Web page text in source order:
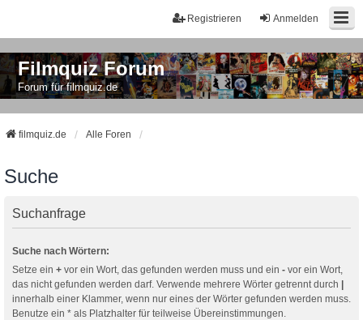
Anmelden
Registrieren
Filmquiz Forum
Forum für filmquiz.de
filmquiz.de Alle Foren
Suche
Suchanfrage
Suche nach Wörtern:
Setze ein + vor ein Wort, das gefunden werden muss und ein - vor ein Wort,
das nicht gefunden werden darf. Verwende mehrere Wörter getrennt durch |
innerhalb einer Klammer, wenn nur eines der Wörter gefunden werden muss.
Benutze ein * als Platzhalter für teilweise Übereinstimmungen.